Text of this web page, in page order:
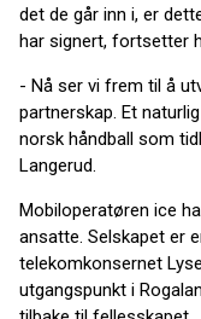
det de går inn i, er
har signert, fortsetter
- Nå ser vi frem til å
partnerskap. Et
norsk håndball som
Langerud.
Mobiloperatøren ice
ansatte. Selskapet er
telekomkonsernet
utgangspunkt i